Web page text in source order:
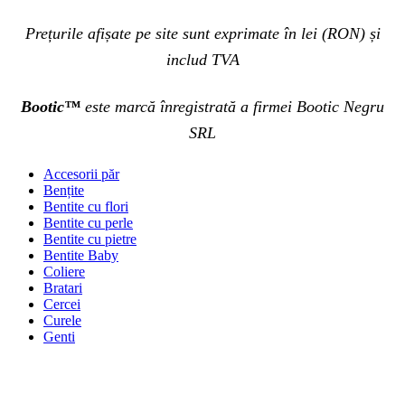
Prețurile afișate pe site sunt exprimate în lei (RON) și
includ TVA
Bootic™ este marcă înregistrată a firmei Bootic Negru
SRL
Accesorii păr
Bențite
Bentite cu flori
Bentite cu perle
Bentite cu pietre
Bentite Baby
Coliere
Bratari
Cercei
Curele
Genti